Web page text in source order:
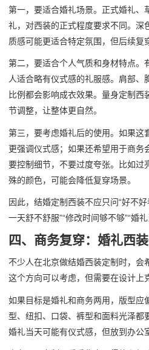
第一，要适合婚礼场景。正式婚礼、
礼，对西装的正式程度要求不同。深
质感可能更适合特定氛围，但后续复
第二，要适合个人气质和身材特点。
人适合略有仪式感的礼服感。肩部
比例都会影响成衣效果。量身定制西
节调整，让整体更自然。
第三，要考虑婚礼后的使用。如果这
更强调仪式感；如果还希望用于商务
要控制细节，不要过度夸张。比如过
殊的颜色，可能会降低复穿场景。
因此，结婚定制西装不应只问“好不好
一天舒不舒服”“修改时间够不够”“婚
四、商务复穿：婚礼西
不少人在北京做结婚西装定制时，会
这个方向可以考虑，但需要在设计上
如果目标是婚礼和商务两用，版型应
型、纽扣、口袋、裤型和面料光泽都
婚礼当天可能有仪式感，但放到办公